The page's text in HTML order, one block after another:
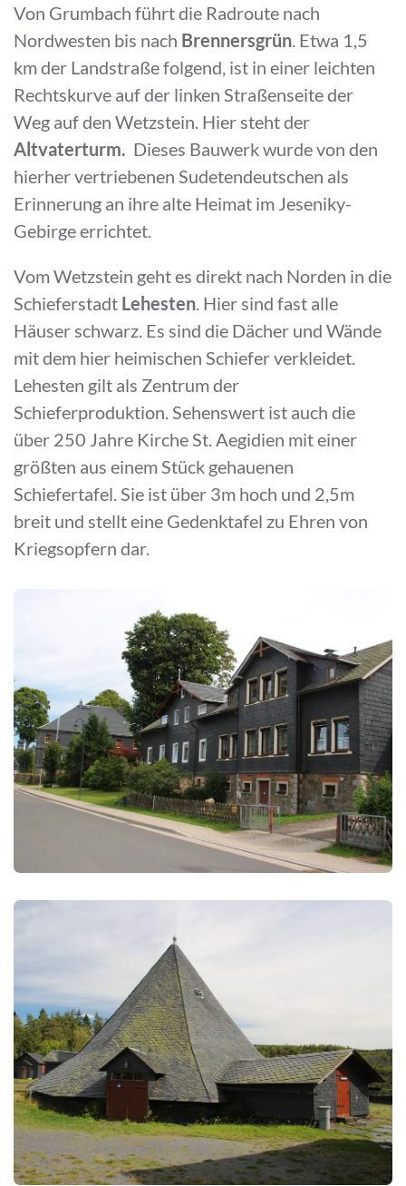
Von Grumbach führt die Radroute nach
Nordwesten bis nach Brennersgrün . Etwa 1,5
km der Landstraße folgend, ist in einer leichten
Rechtskurve auf der linken Straßenseite der
Weg auf den Wetzstein. Hier steht der
Altvaterturm. Dieses Bauwerk wurde von den
hierher vertriebenen Sudetendeutschen als
Erinnerung an ihre alte Heimat im Jeseniky-
Gebirge errichtet.
Vom Wetzstein geht es direkt nach Norden in die
Schieferstadt Lehesten . Hier sind fast alle
Häuser schwarz. Es sind die Dächer und Wände
mit dem hier heimischen Schiefer verkleidet.
Lehesten gilt als Zentrum der
Schieferproduktion. Sehenswert ist auch die
über 250 Jahre Kirche St. Aegidien mit einer
größten aus einem Stück gehauenen
Schiefertafel. Sie ist über 3m hoch und 2,5m
breit und stellt eine Gedenktafel zu Ehren von
Kriegsopfern dar.